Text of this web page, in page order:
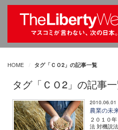
HOME タグ「ＣＯ2」の記事一覧
タグ「ＣＯ2」の記事
2010.06.01
農業の未
２０１０
法 対機説